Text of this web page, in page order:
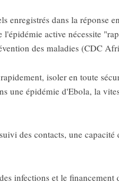
dans la réponse
active nécessite
des maladies (CDC
isoler en toute
une épidémie d'Ebola, la
des contacts, une
infections et le financement